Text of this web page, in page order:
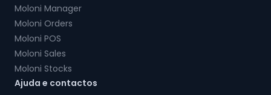
Moloni Manager
Moloni Orders
Moloni POS
Moloni Sales
Moloni Stocks
Ajuda e contactos